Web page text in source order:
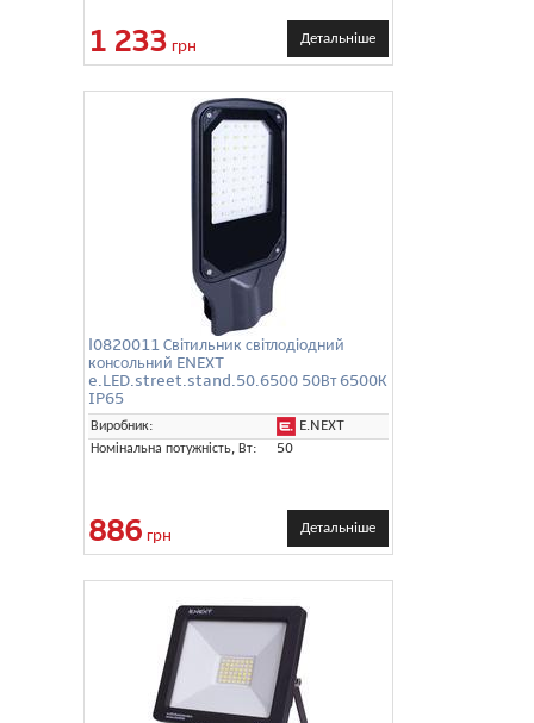
1 233 грн Детальніше
l0820011 Світильник світлодіодний
консольний ENEXT
e.LED.street.stand.50.6500 50Вт 6500К
IP65
Виробник:
E.NEXT
Номінальна потужність, Вт:
50
886 грн Детальніше